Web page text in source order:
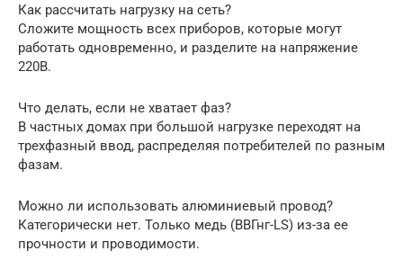
Как рассчитать нагрузку на сеть?
Сложите мощность всех приборов, которые могут
работать одновременно, и разделите на напряжение
220В.
Что делать, если не хватает фаз?
В частных домах при большой нагрузке переходят на
трехфазный ввод, распределяя потребителей по разным
фазам.
Можно ли использовать алюминиевый провод?
Категорически нет. Только медь (ВВГнг-LS) из-за ее
прочности и проводимости.